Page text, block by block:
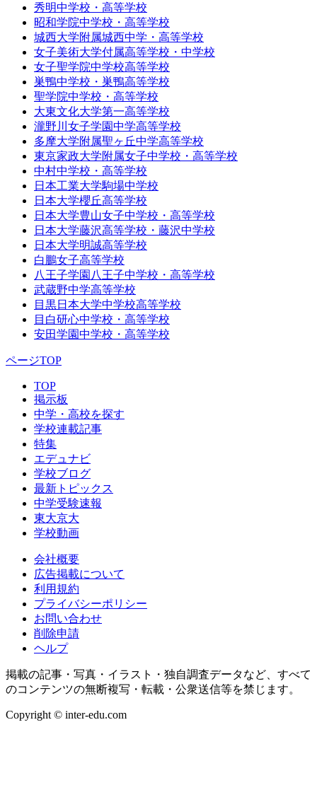
秀明中学校・高等学校
昭和学院中学校・高等学校
城西大学附属城西中学・高等学校
女子美術大学付属高等学校・中学校
女子聖学院中学校高等学校
巣鴨中学校・巣鴨高等学校
聖学院中学校・高等学校
大東文化大学第一高等学校
瀧野川女子学園中学高等学校
多摩大学附属聖ヶ丘中学高等学校
東京家政大学附属女子中学校・高等学校
中村中学校・高等学校
日本工業大学駒場中学校
日本大学櫻丘高等学校
日本大学豊山女子中学校・高等学校
日本大学藤沢高等学校・藤沢中学校
日本大学明誠高等学校
白鵬女子高等学校
八王子学園八王子中学校・高等学校
武蔵野中学高等学校
目黒日本大学中学校高等学校
目白研心中学校・高等学校
安田学園中学校・高等学校
ページTOP
TOP
掲示板
中学・高校を探す
学校連載記事
特集
エデュナビ
学校ブログ
最新トピックス
中学受験速報
東大京大
学校動画
会社概要
広告掲載について
利用規約
プライバシーポリシー
お問い合わせ
削除申請
ヘルプ
掲載の記事・写真・イラスト・独自調査データなど、すべて
のコンテンツの無断複写・転載・公衆送信等を禁じます。
Copyright © inter-edu.com